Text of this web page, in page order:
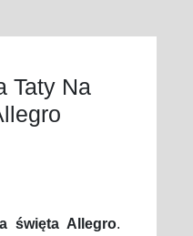
Taty Na
święta Allegro.